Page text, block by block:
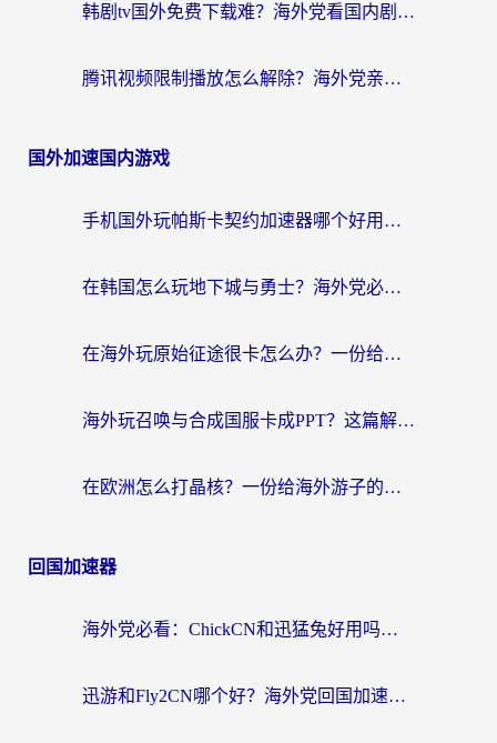
韩剧tv国外免费下载难？海外党看国内剧的加速器选择指南（附实用技巧）
腾讯视频限制播放怎么解除？海外党亲测有效的回国加速指南
国外加速国内游戏
手机国外玩帕斯卡契约加速器哪个好用？海外党国服游戏之路的救星
在韩国怎么玩地下城与勇士？海外党必看的国服游戏加速全攻略
在海外玩原始征途很卡怎么办？一份给游子的终极指南
海外玩召唤与合成国服卡成PPT？这篇解决办法让你丝滑操作
在欧洲怎么打晶核？一份给海外游子的网络加速生存指南
回国加速器
海外党必看：ChickCN和迅猛兔好用吗？3招教你选对回国加速器
迅游和Fly2CN哪个好？海外党回国加速器真实测评与选择心法